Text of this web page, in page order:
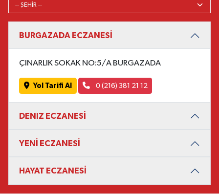
BURGAZADA ECZANESİ
ÇINARLIK SOKAK NO:5/A BURGAZADA
Yol Tarifi Al 0 (216) 381 21 12
DENIZ ECZANESİ
YENİ ECZANESİ
HAYAT ECZANESİ